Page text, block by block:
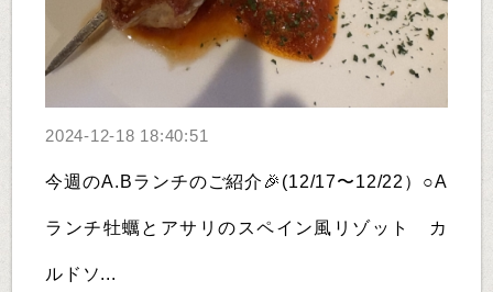
2024-12-18 18:40:51
今週のA.Bランチのご紹介🎉(12/17〜12/22）○A
ランチ牡蠣とアサリのスペイン風リゾット カ
ルドソ...